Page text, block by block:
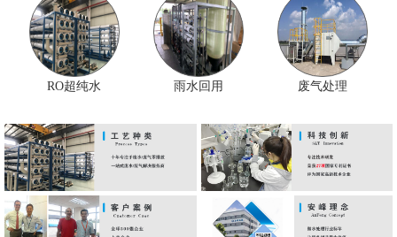
RO超纯水 雨水回用 废气处理